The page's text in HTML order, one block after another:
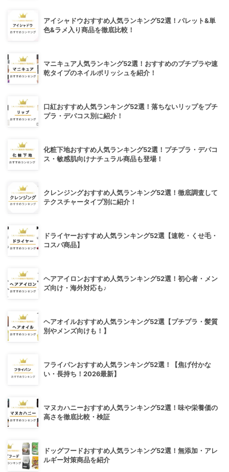
アイシャドウおすすめ人気ランキング52選！パレット&単
色&ラメ入り商品を徹底比較！
マニキュア人気ランキング52選！おすすめのプチプラや速
乾タイプのネイルポリッシュを紹介！
口紅おすすめ人気ランキング52選！落ちないリップをプチ
プラ・デパコス別に紹介！
化粧下地おすすめ人気ランキング52選！プチプラ・デパコ
ス・敏感肌向けナチュラル商品も登場！
クレンジングおすすめ人気ランキング52選！徹底調査して
テクスチャータイプ別に紹介！
ドライヤーおすすめ人気ランキング52選【速乾・くせ毛・
コスパ商品】
ヘアアイロンおすすめ人気ランキング52選！初心者・メン
ズ向け・海外対応も♪
ヘアオイルおすすめ人気ランキング52選【プチプラ・髪質
別やメンズ向けも！】
フライパンおすすめ人気ランキング52選！【焦げ付かな
い・長持ち！2026最新】
マヌカハニーおすすめ人気ランキング52選！味や栄養価の
高さを徹底比較・検証
ドッグフードおすすめ人気ランキング52選！無添加・アレ
ルギー対策商品を紹介